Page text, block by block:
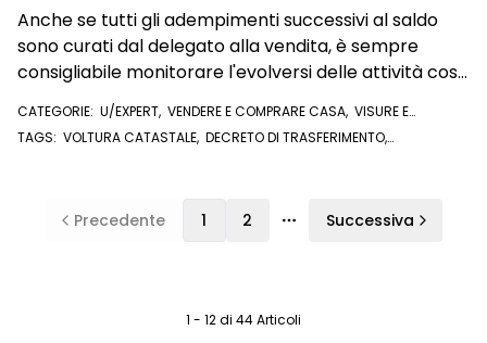
Anche se tutti gli adempimenti successivi al saldo
sono curati dal delegato alla vendita, è sempre
consigliabile monitorare l'evolversi delle attività così
da poter intervenire in caso di ritardi anomali nella
voltura catastale o nella trascrizione
CATEGORIE: U/EXPERT, VENDERE E COMPRARE CASA, VISURE E
DOCUMENTI ONLINE ,VISURA CATASTALE, VISURA IPOTECARIA
NOTARILI
TAGS: VOLTURA CATASTALE, DECRETO DI TRASFERIMENTO,
Precedente 1 2 Più pagine
Successiva
1 - 12 di 44 Articoli